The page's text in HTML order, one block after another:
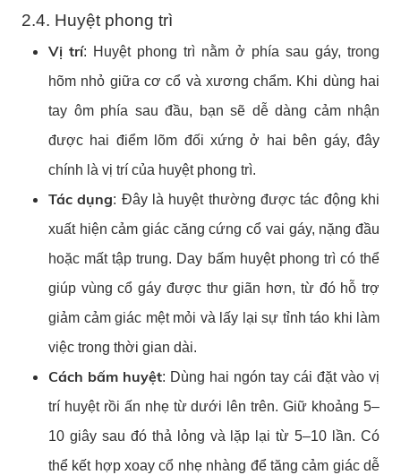
2.4. Huyệt phong trì
Vị trí: Huyệt phong trì nằm ở phía sau gáy, trong
hõm nhỏ giữa cơ cổ và xương chẩm. Khi dùng hai
tay ôm phía sau đầu, bạn sẽ dễ dàng cảm nhận
được hai điểm lõm đối xứng ở hai bên gáy, đây
chính là vị trí của huyệt phong trì.
Tác dụng: Đây là huyệt thường được tác động khi
xuất hiện cảm giác căng cứng cổ vai gáy, nặng đầu
hoặc mất tập trung. Day bấm huyệt phong trì có thể
giúp vùng cổ gáy được thư giãn hơn, từ đó hỗ trợ
giảm cảm giác mệt mỏi và lấy lại sự tỉnh táo khi làm
việc trong thời gian dài.
Cách bấm huyệt: Dùng hai ngón tay cái đặt vào vị
trí huyệt rồi ấn nhẹ từ dưới lên trên. Giữ khoảng 5–
10 giây sau đó thả lỏng và lặp lại từ 5–10 lần. Có
thể kết hợp xoay cổ nhẹ nhàng để tăng cảm giác dễ